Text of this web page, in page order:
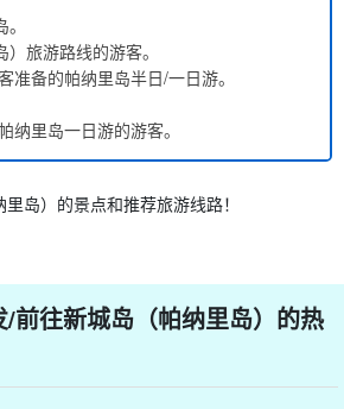
旅游路线的游客。
备的帕纳里岛半日/一日游。
里岛一日游的游客。
岛）的景点和推荐旅游线路！
前往新城岛（帕纳里岛）的热